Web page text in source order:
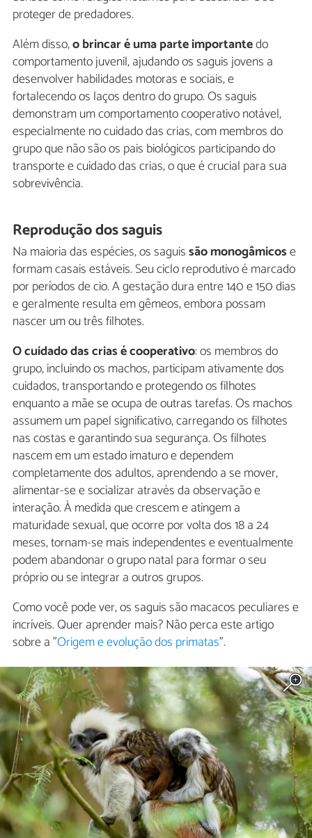
proteger de predadores.
Além disso,o brincar é uma parte importantedo
comportamento juvenil, ajudando os saguis jovens a
desenvolver habilidades motoras e sociais, e
fortalecendo os laços dentro do grupo. Os saguis
demonstram um comportamento cooperativo notável,
especialmente no cuidado das crias, com membros do
grupo que não são os pais biológicos participando do
transporte e cuidado das crias, o que é crucial para sua
sobrevivência.
Reprodução dos saguis
Na maioria das espécies, os saguissão monogâmicose
formam casais estáveis. Seu ciclo reprodutivo é marcado
por períodos de cio. A gestação dura entre 140 e 150 dias
e geralmente resulta em gêmeos, embora possam
nascer um ou três filhotes.
O cuidado das crias é cooperativo: os membros do
grupo, incluindo os machos, participam ativamente dos
cuidados, transportando e protegendo os filhotes
enquanto a mãe se ocupa de outras tarefas. Os machos
assumem um papel significativo, carregando os filhotes
nas costas e garantindo sua segurança. Os filhotes
nascem em um estado imaturo e dependem
completamente dos adultos, aprendendo a se mover,
alimentar-se e socializar através da observação e
interação. À medida que crescem e atingem a
maturidade sexual, que ocorre por volta dos 18 a 24
meses, tornam-se mais independentes e eventualmente
podem abandonar o grupo natal para formar o seu
próprio ou se integrar a outros grupos.
Como você pode ver, os saguis são macacos peculiares e
incríveis. Quer aprender mais? Não perca este artigo
sobre a "Origem e evolução dos primatas".